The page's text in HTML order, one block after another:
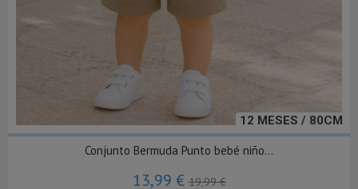
12 MESES / 80CM
Conjunto Bermuda Punto bebé niño...
13,99 €19,99 €